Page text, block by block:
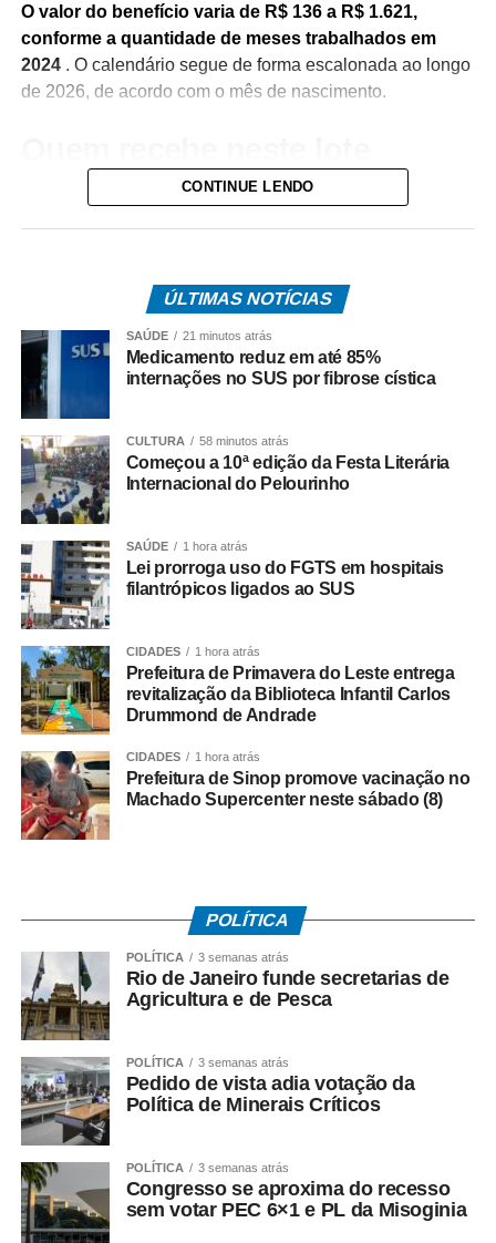
O valor do benefício varia de R$ 136 a R$ 1.621,
conforme a quantidade de meses trabalhados em
2024. O calendário segue de forma escalonada ao longo
de 2026, de acordo com o mês de nascimento.
Do total de contemplados em maio:
pagamento feito pela Caixa Econômica Federal,
somando R$ 4,8 bilhões;
• 499.509 são servidores públicos, inscritos no Programa
de Formação do Patrimônio do Servidor Público (Pasep),
600 milhões.
Quem tem direito ao Abono
Salarial
Tem direito ao benefício o trabalhador que:
• Está inscrito no Pis/Pasep há pelo menos cinco anos;
• Trabalhou com carteira assinada por no mínimo 30 dias
em 2024;
• Recebeu remuneração média mensal de até R$ 2.766
no ano-base;
Instituído pela Lei nº 7.998/90, o abono salarial pode
chegar até a um salário mínimo, proporcional ao
período trabalhado. Os recursos vêm do Fundo de
Amparo ao Trabalhador (FAT), com a habilitação feita
pelo Ministério do Trabalho e Emprego.
Como o pagamento é feito
Para trabalhadores da iniciativa privada (PIS)
• A Caixa Econômica Federal realiza o pagamento
prioritariamente por:
CONTINUE LENDO
ÚLTIMAS NOTÍCIAS
SAÚDE 21 minutos atrás
Medicamento reduz em até 85%
internações no SUS por fibrose cística
CULTURA 58 minutos atrás
Começou a 10ª edição da Festa Literária
Internacional do Pelourinho
SAÚDE 1 hora atrás
Lei prorroga uso do FGTS em hospitais
filantrópicos ligados ao SUS
CIDADES 1 hora atrás
Prefeitura de Primavera do Leste entrega
revitalização da Biblioteca Infantil Carlos
Drummond de Andrade
CIDADES 1 hora atrás
Prefeitura de Sinop promove vacinação no
Machado Supercenter neste sábado (8)
POLÍTICA
POLÍTICA 3 semanas atrás
Rio de Janeiro funde secretarias de
Agricultura e de Pesca
POLÍTICA 3 semanas atrás
Pedido de vista adia votação da
Política de Minerais Críticos
POLÍTICA 3 semanas atrás
Congresso se aproxima do recesso
sem votar PEC 6×1 e PL da Misoginia